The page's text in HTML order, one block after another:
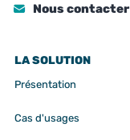
Nous contacter
LA SOLUTION
Présentation
Cas d'usages